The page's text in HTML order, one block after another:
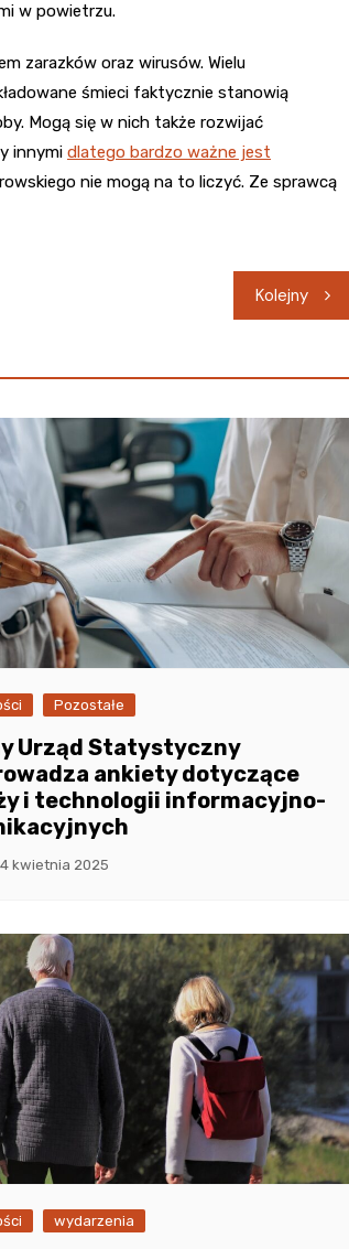
w powietrzu.
zarazków oraz wirusów. Wielu
śmieci faktycznie stanowią
Mogą się w nich także rozwijać
innymi dlatego bardzo ważne jest
nie mogą na to liczyć. Ze sprawcą
Kolejny
Pozostałe
Urząd Statystyczny
ankiety dotyczące
i technologii informacyjno-
kwietnia 2025
wydarzenia